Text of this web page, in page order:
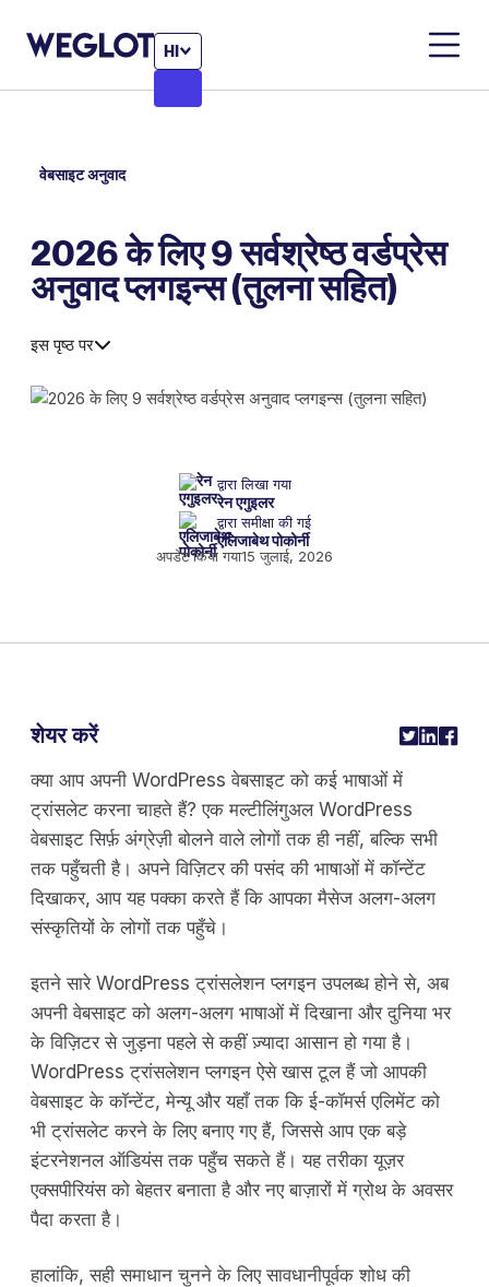
HI
वेबसाइट अनुवाद
2026 के लिए 9 सर्वश्रेष्ठ वर्डप्रेस
अनुवाद प्लगइन्स (तुलना सहित)
इस पृष्ठ पर
द्वारा लिखा गया
रेन एगुइलर
द्वारा समीक्षा की गई
एलिजाबेथ पोकोर्नी
अपडेट किया गया15 जुलाई, 2026
क्या आप अपनी WordPress वेबसाइट को कई भाषाओं में
ट्रांसलेट करना चाहते हैं? एक मल्टीलिंगुअल WordPress
वेबसाइट सिर्फ़ अंग्रेज़ी बोलने वाले लोगों तक ही नहीं, बल्कि सभी
तक पहुँचती है। अपने विज़िटर की पसंद की भाषाओं में कॉन्टेंट
दिखाकर, आप यह पक्का करते हैं कि आपका मैसेज अलग-अलग
संस्कृतियों के लोगों तक पहुँचे।
इतने सारे WordPress ट्रांसलेशन प्लगइन उपलब्ध होने से, अब
अपनी वेबसाइट को अलग-अलग भाषाओं में दिखाना और दुनिया भर
के विज़िटर से जुड़ना पहले से कहीं ज़्यादा आसान हो गया है।
WordPress ट्रांसलेशन प्लगइन ऐसे खास टूल हैं जो आपकी
वेबसाइट के कॉन्टेंट, मेन्यू और यहाँ तक कि ई-कॉमर्स एलिमेंट को
भी ट्रांसलेट करने के लिए बनाए गए हैं, जिससे आप एक बड़े
इंटरनेशनल ऑडियंस तक पहुँच सकते हैं। यह तरीका यूज़र
एक्सपीरियंस को बेहतर बनाता है और नए बाज़ारों में ग्रोथ के अवसर
पैदा करता है।
हालांकि, सही समाधान चुनने के लिए सावधानीपूर्वक शोध की
शेयर करें